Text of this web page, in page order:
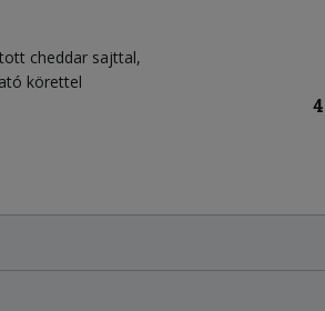
cheddar sajttal,
körettel